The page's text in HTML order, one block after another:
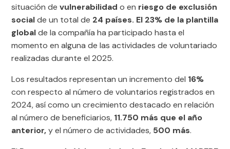
situación devulnerabilidad o en riesgo de exclusión
socialde un total de 24 países. El 23% de la plantilla
globalde la compañía ha participado hasta el
momento en alguna de las actividades de voluntariado
realizadas durante el 2025.
Los resultados representan un incremento del 16%
con respecto al número de voluntarios registrados en
2024, así como un crecimiento destacado en relación
al número de beneficiarios, 11.750 más que el año
anterior,y el número de actividades, 500 más.